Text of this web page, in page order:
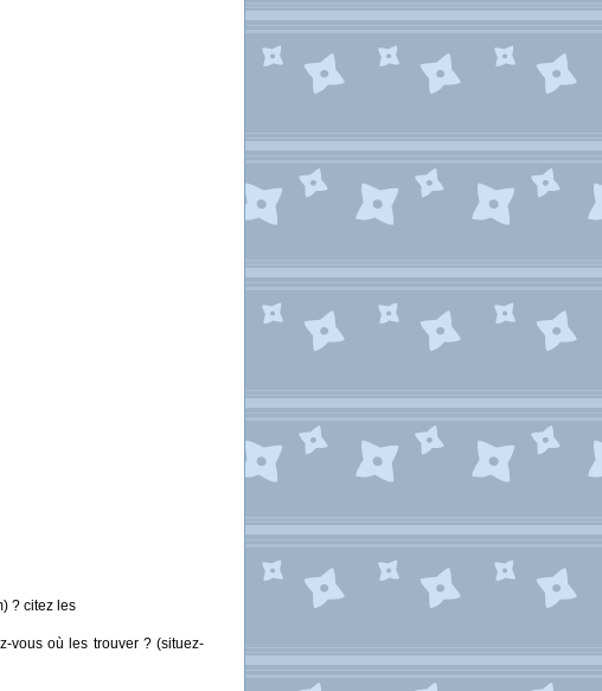
? citez les
vous où les trouver ? (situez-